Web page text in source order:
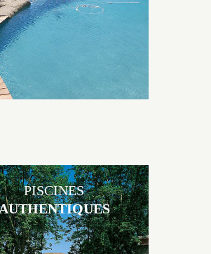
mesure conçu par notre bureau d’étude
spécialisé.
PISCINES